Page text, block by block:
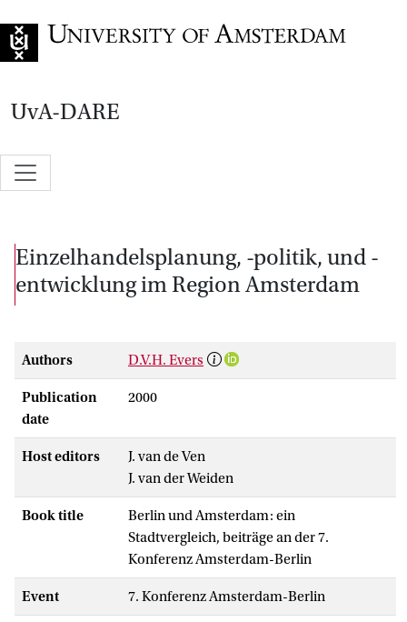
UvA-DARE
Einzelhandelsplanung, -politik, und -
entwicklung im Region Amsterdam
Authors D.V.H. Evers
Publication
date
2000
Host editors
J. van de Ven
J. van der Weiden
Book title
Berlin und Amsterdam: ein
Stadtvergleich, beiträge an der 7.
Konferenz Amsterdam-Berlin
Event 7. Konferenz Amsterdam-Berlin